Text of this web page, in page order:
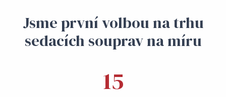
Jsme první volbou na trhu
sedacích souprav na míru
15